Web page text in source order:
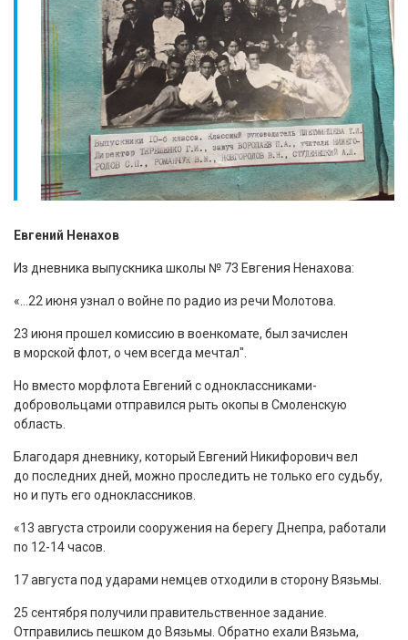
Евгений Ненахов
Из дневника выпускника школы № 73 Евгения Ненахова:
«…22 июня узнал о войне по радио из речи Молотова.
23 июня прошел комиссию в военкомате, был зачислен
в морской флот, о чем всегда мечтал".
Но вместо морфлота Евгений с одноклассниками-
добровольцами отправился рыть окопы в Смоленскую
область.
Благодаря дневнику, который Евгений Никифорович вел
до последних дней, можно проследить не только его судьбу,
но и путь его одноклассников.
«13 августа строили сооружения на берегу Днепра, работали
по 12-14 часов.
17 августа под ударами немцев отходили в сторону Вязьмы.
25 сентября получили правительственное задание.
Отправились пешком до Вязьмы. Обратно ехали Вязьма,